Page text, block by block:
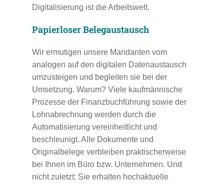
Digitalisierung ist die Arbeitswelt.
Papierloser Belegaustausch
Wir ermutigen unsere Mandanten vom
analogen auf den digitalen Datenaustausch
umzusteigen und begleiten sie bei der
Umsetzung. Warum? Viele kaufmännische
Prozesse der Finanzbuchführung sowie der
Lohnabrechnung werden durch die
Automatisierung vereinheitlicht und
beschleunigt. Alle Dokumente und
Originalbelege verbleiben praktischerweise
bei Ihnen im Büro bzw. Unternehmen. Und
nicht zuletzt: Sie erhalten hochaktuelle